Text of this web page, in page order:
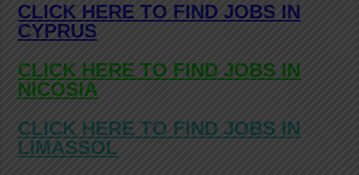
CLICK HERE TO FIND JOBS IN
CYPRUS
CLICK HERE TO FIND JOBS IN
NICOSIA
CLICK HERE TO FIND JOBS IN
LIMASSOL